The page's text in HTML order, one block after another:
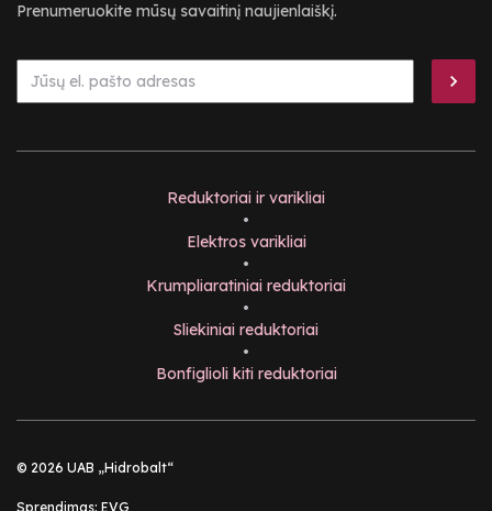
Prenumeruokite mūsų savaitinį naujienlaiškį.
Reduktoriai ir varikliai
•
Elektros varikliai
•
Krumpliaratiniai reduktoriai
•
Sliekiniai reduktoriai
•
Bonfiglioli kiti reduktoriai
© 2026 UAB „Hidrobalt“
Sprendimas: EVG